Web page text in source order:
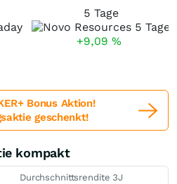
5 Tage
+9,09 %
Bonus Aktion!
geschenkt!
kompakt
Durchschnittsrendite 3J